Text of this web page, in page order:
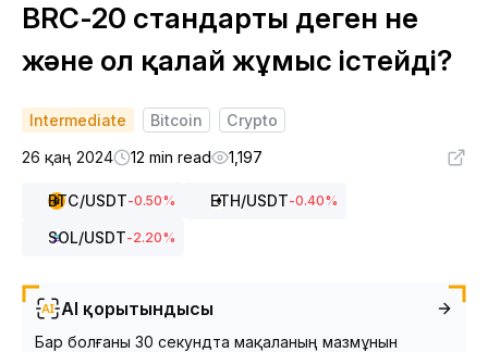
BRC-20 стандарты деген не
және ол қалай жұмыс істейді?
Intermediate Bitcoin
Crypto
26 қаң 2024
12 min read 1,197
BTC/USDT-0.50% ETH/USDT-0.40%
SOL/USDT-2.20%
AI қорытындысы
Бар болғаны 30 секундта мақаланың мазмұнын